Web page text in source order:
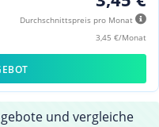
Durchschnittspreis pro Monat
3,45 €/Monat
und vergleiche